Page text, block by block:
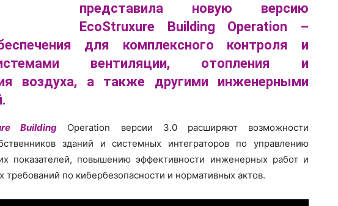
представила новую версию
EcoStruxure Building Operation –
для комплексного контроля и
вентиляции, отопления и
воздуха, а также другими инженерными
Building Operation версии 3.0 расширяют возможности
зданий и системных интеграторов по управлению
показателей, повышению эффективности инженерных работ и
по кибербезопасности и нормативных актов.